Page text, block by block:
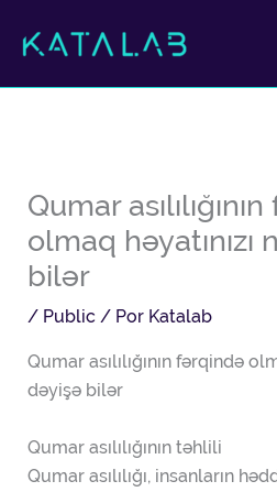
Qumar
olmaq həyatınızı
bilər
/ Public / Por Katalab
Qumar asılılığının fərqində
dəyişə bilər
Qumar asılılığının təhlili
Qumar asılılığı, insanların